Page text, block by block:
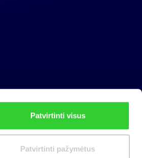
Patvirtinti visus
Patvirtinti pažymėtus
Privacy policy
Cookies policy